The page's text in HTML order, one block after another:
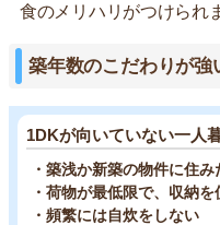
食のメリハリがつけられ
築年数のこだわりが強
1DKが向いていない一人
・築浅か新築の物件に住み
・荷物が最低限で、収納
・頻繁には自炊をしない